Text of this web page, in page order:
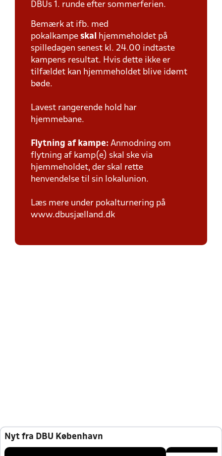
DBUs 1. runde efter sommerferien.
Bemærk at ifb. med
pokalkampe skal
hjemmeholdet på
spilledagen senest kl. 24.00 indtaste
kampens resultat. Hvis dette ikke er
tilfældet kan hjemmeholdet blive idømt
bøde.
Lavest rangerende hold har
hjemmebane.
Flytning af kampe: Anmodning om
flytning af kamp(e) skal ske via
hjemmeholdet, der skal rette
henvendelse til sin lokalunion.
Læs mere under pokalturnering på
www.dbusjælland.dk
Nyt fra DBU København